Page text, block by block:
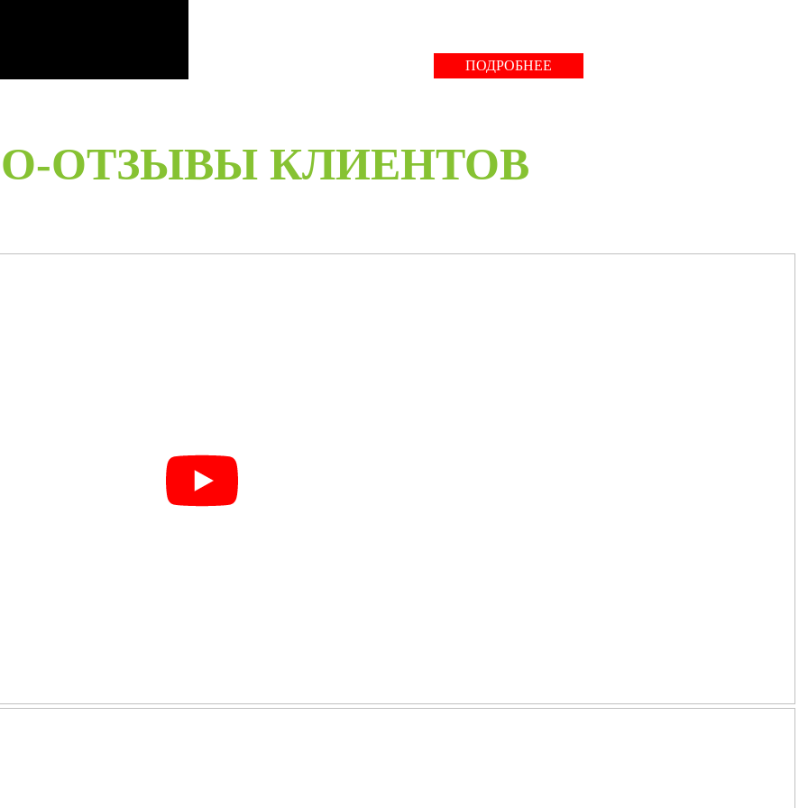
ПОДРОБНЕЕ
ОТЗЫВЫ КЛИЕНТОВ